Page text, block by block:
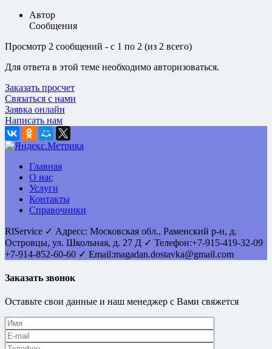
Автор
Сообщения
Просмотр 2 сообщений - с 1 по 2 (из 2 всего)
Для ответа в этой теме необходимо авторизоваться.
Заказать просчет
Связаться с нами
Заявка онлайн
Написать нам
Главная
О нас
Услуги
Контакты
Справочники
RlService ✓ Адресс: Московская обл., Раменский р-н, д.
Островцы, ул. Школьная, д. 27 Д ✓ Телефон:+7-915-419-32-09
+7-914-852-60-60 ✓ Email:magadan.dostavka@gmail.com
Заказать звонок
Оставьте свои данные и наш менеджер с Вами свяжется